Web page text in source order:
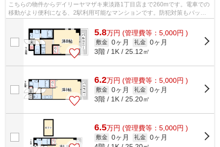
こちらの物件からデイリーヤマザキ東淡路1丁目店まで260mです。電車での
移動がより便利になる、2駅利用可能なマンションです。防犯対策もバッチ
リなマンションタイプの物件です。敷地...
5.8万円 (管理費等：5,000円 )
敷金 0ヶ月 礼金 0ヶ月
3階 / 1K / 25.12㎡
6.2万円 (管理費等：5,000円 )
敷金 0ヶ月 礼金 0ヶ月
3階 / 1K / 25.20㎡
6.5万円 (管理費等：5,000円 )
敷金 0ヶ月 礼金 0ヶ月